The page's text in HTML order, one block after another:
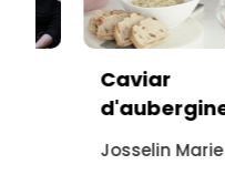
Caviar
d'aubergine
Josselin Marie